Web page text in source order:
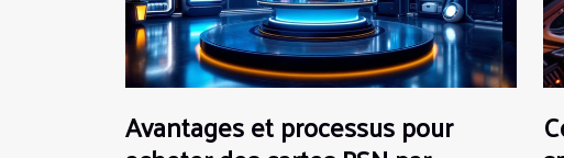
Avantages et processus pour